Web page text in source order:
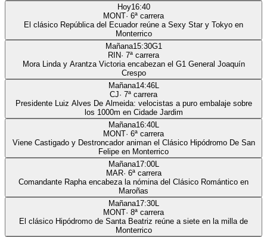
Hoy16:40
MONT· 6ª carrera
El clásico República del Ecuador reúne a Sexy Star y Tokyo en
Monterrico
Mañana15:30G1
RIN· 7ª carrera
Mora Linda y Arantza Victoria encabezan el G1 General Joaquín
Crespo
Mañana14:46L
CJ· 7ª carrera
Presidente Luiz Alves De Almeida: velocistas a puro embalaje sobre
los 1000m en Cidade Jardim
Mañana16:40L
MONT· 6ª carrera
Viene Castigado y Destroncador animan el Clásico Hipódromo De San
Felipe en Monterrico
Mañana17:00L
MAR· 6ª carrera
Comandante Rapha encabeza la nómina del Clásico Romántico en
Maroñas
Mañana17:30L
MONT· 8ª carrera
El clásico Hipódromo de Santa Beatriz reúne a siete en la milla de
Monterrico